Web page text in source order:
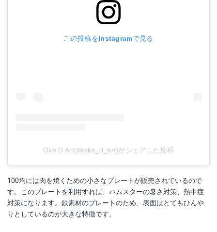
この投稿をInstagramで見る
Oka D Art(@oka_d_art)がシェアした投稿
100均には肉を焼くための小さなプレートが販売されているので
す。このプレートを利用すれば、ハムスターの暑さ対策、熱中症
対策になります。鉄素材のプレートのため、表面はとてもひんや
りとしているのが大きな特徴です。